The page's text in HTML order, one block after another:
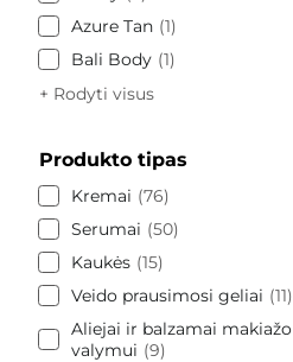
Azure Tan 1
Bali Body 1
+ Rodyti visus
Produkto tipas
Kremai
76
Serumai
50
Kaukės 15
Veido prausimosi geliai
11
Aliejai ir balzamai makiažo
valymui
9